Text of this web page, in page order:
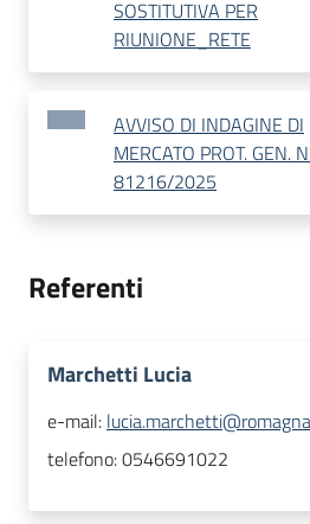
SOSTITUTIVA PER
RIUNIONE_RETE
AVVISO DI INDAGINE DI
MERCATO PROT. GEN.
81216/2025
Referenti
Marchetti Lucia
e-mail:
telefono:0546691022